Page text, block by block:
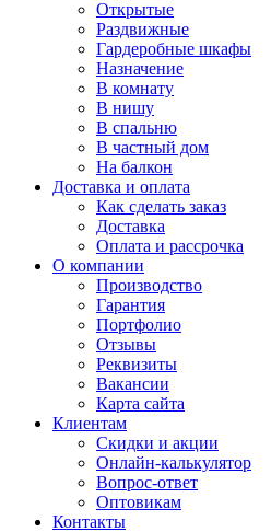
Открытые
Раздвижные
Гардеробные шкафы
Назначение
В комнату
В нишу
В спальню
В частный дом
На балкон
Доставка и оплата
Как сделать заказ
Доставка
Оплата и рассрочка
О компании
Производство
Гарантия
Портфолио
Отзывы
Реквизиты
Вакансии
Карта сайта
Клиентам
Скидки и акции
Онлайн-калькулятор
Вопрос-ответ
Оптовикам
Контакты